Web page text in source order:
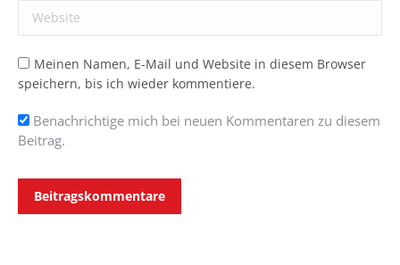
Website
Meinen Namen, E-Mail und Website in diesem Browser
speichern, bis ich wieder kommentiere.
Benachrichtige mich bei neuen Kommentaren zu diesem
Beitrag.
Beitragskommentare